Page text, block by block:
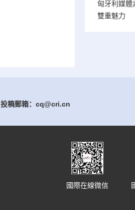
匈牙利媒體
雙重魅力
投稿郵箱：cq@cri.cn
國際在線微信